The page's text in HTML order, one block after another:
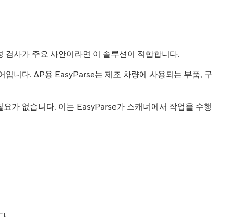
사가 주요 사안이라면 이 솔루션이 적합합니다.
니다. AP용 EasyParse는 제조 차량에 사용되는 부품, 구
가 없습니다. 이는 EasyParse가 스캐너에서 작업을 수행